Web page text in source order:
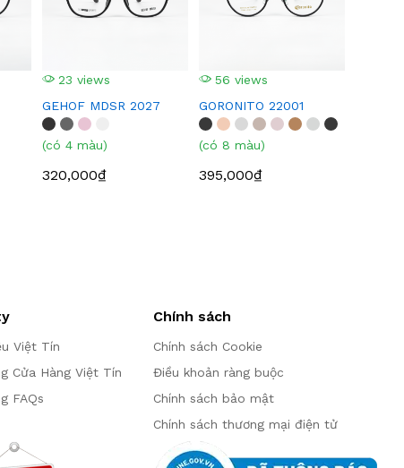
23 views
GEHOF MDSR 2027
(có 4 màu)
320,000₫
56 views
GORONITO 22001
(có 8 màu)
395,000₫
Việt Tín
Cửa Hàng Việt Tín
FAQs
Chính sách
Chính sách Cookie
Điều khoản ràng buộc
Chính sách bảo mật
Chính sách thương mại điện tử